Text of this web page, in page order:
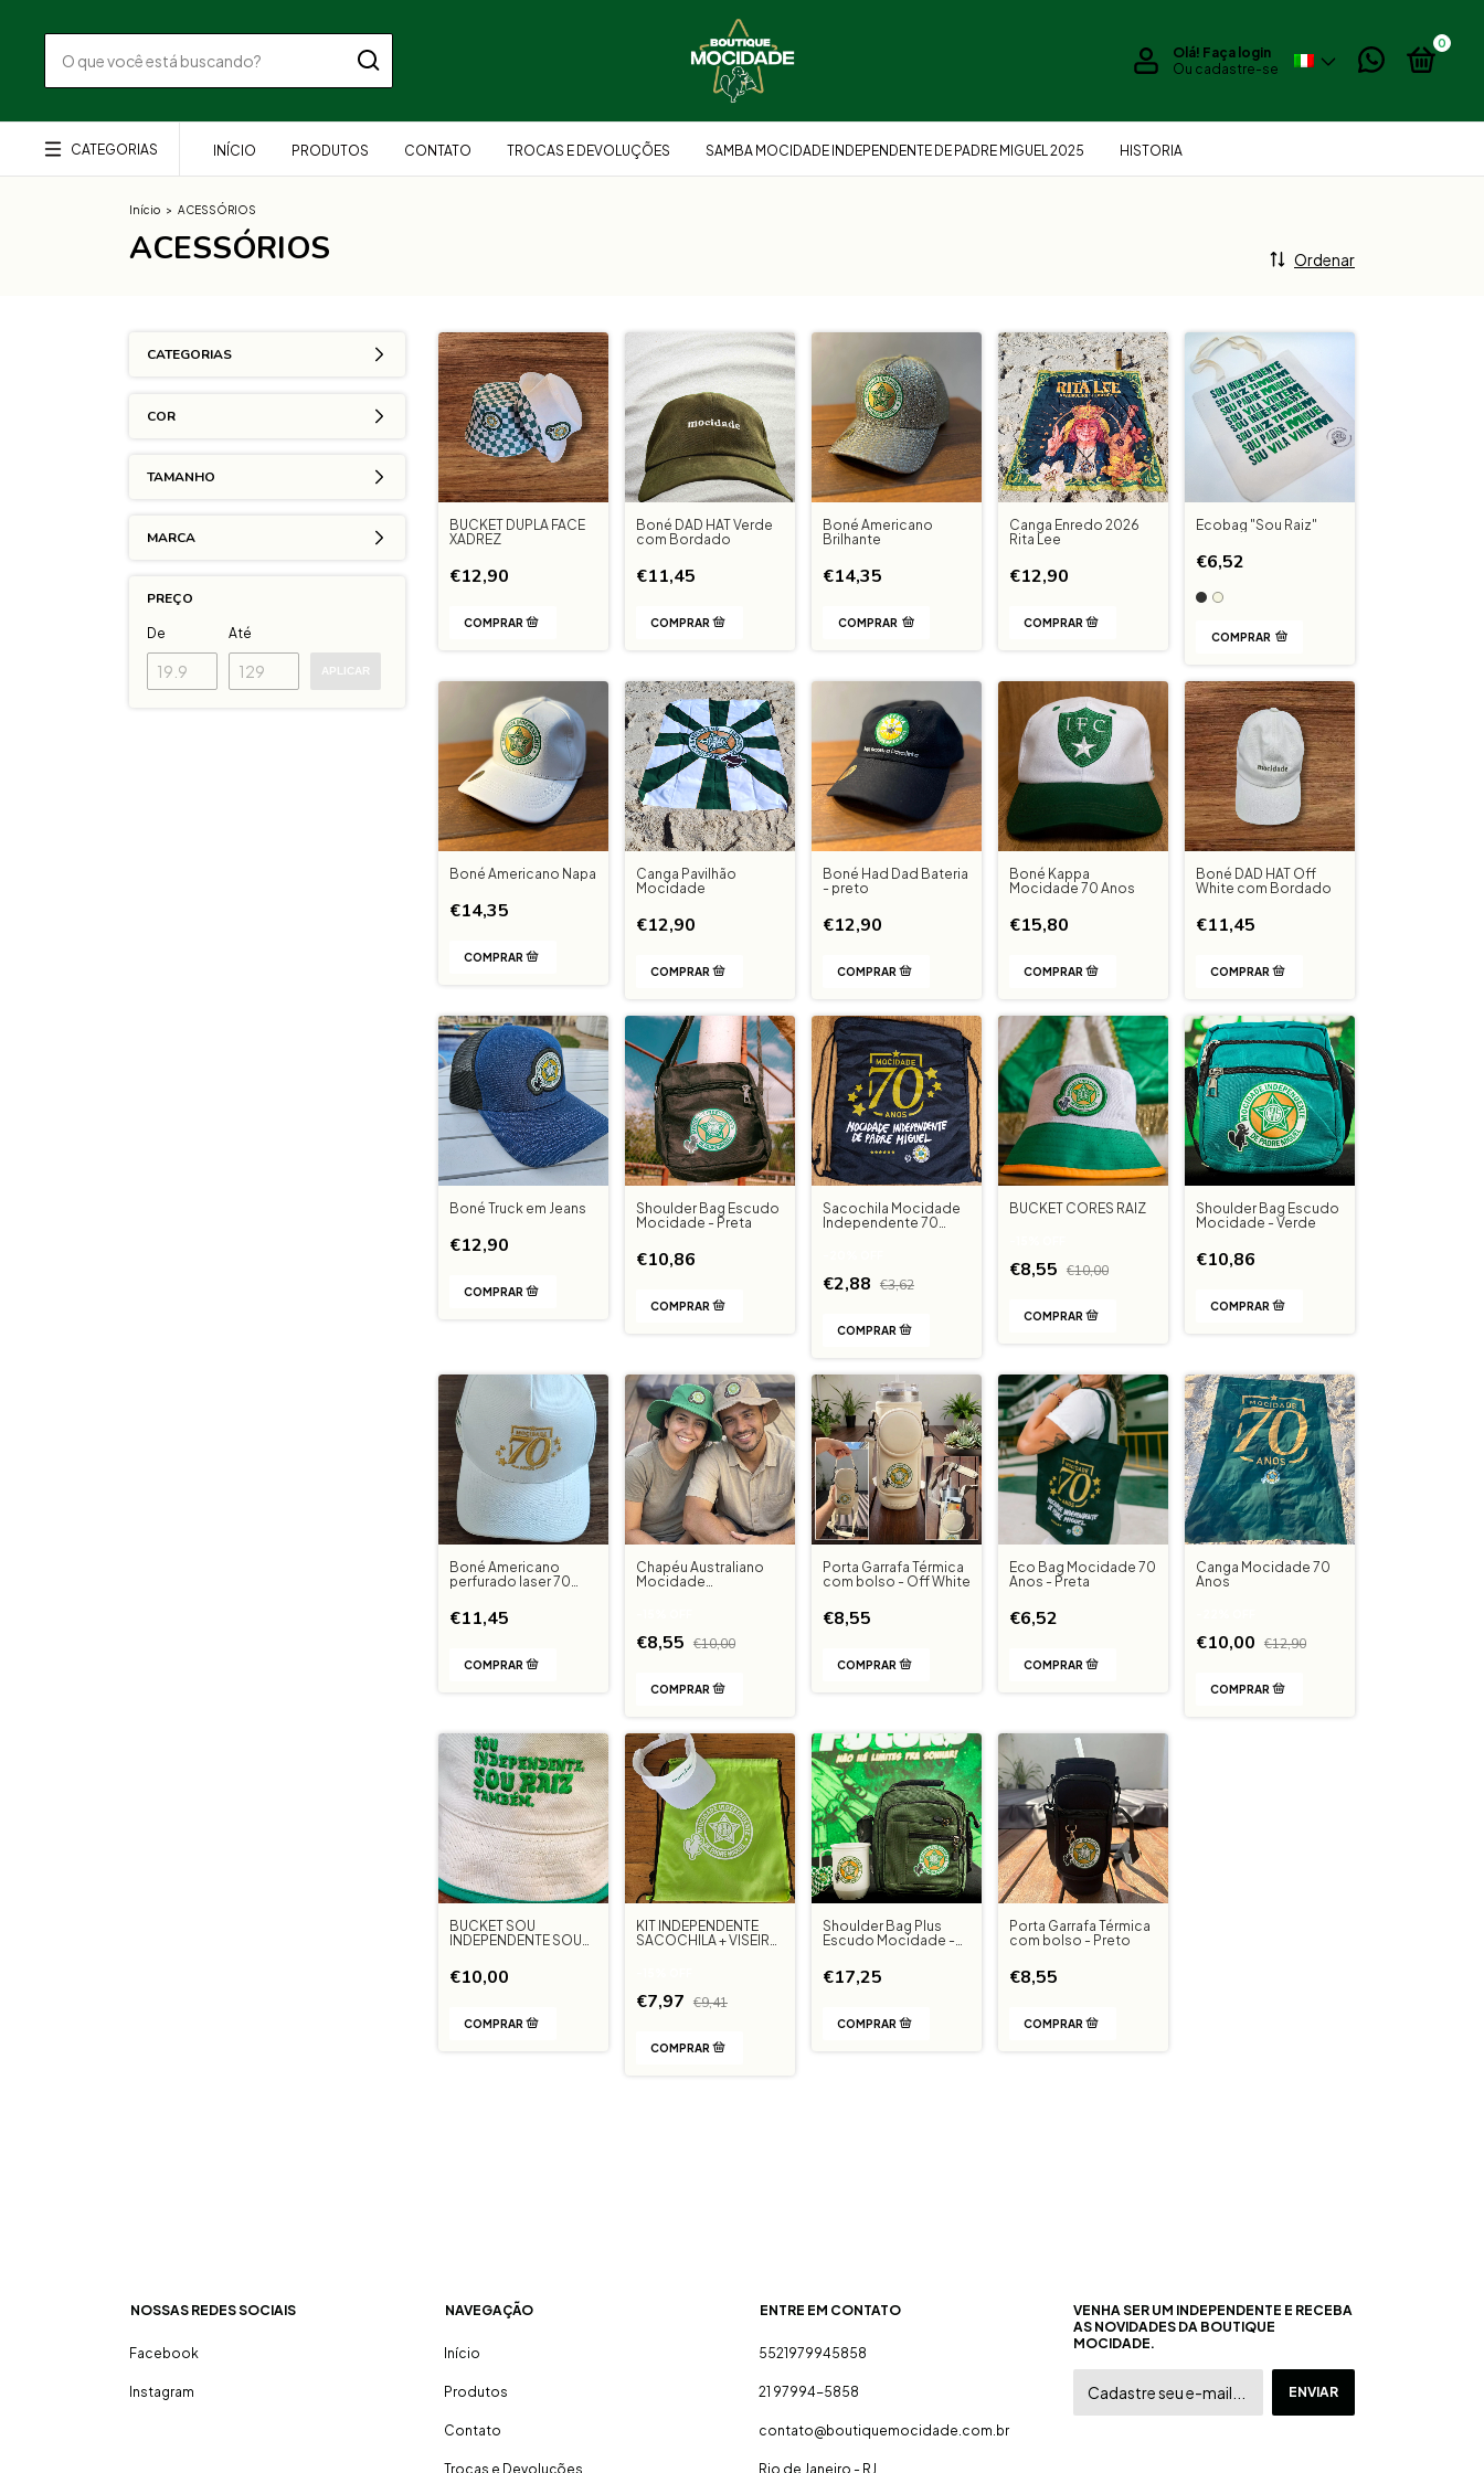
Olá! Faça login
Ou cadastre-se
0
CATEGORIAS INÍCIO PRODUTOS CONTATO TROCAS E DEVOLUÇÕES SAMBA MOCIDADE INDEPENDENTE DE PADRE MIGUEL 2025 HISTORIA
Início > ACESSÓRIOS
ACESSÓRIOS Ordenar
CATEGORIAS
COR
TAMANHO
MARCA
PREÇO
De Até
APLICAR
BUCKET DUPLA FACE
XADREZ
€12,90
Boné DAD HAT Verde
com Bordado
€11,45
Boné Americano
Brilhante
€14,35
COMPRAR
Canga Enredo 2026
Rita Lee
€12,90
Ecobag "Sou Raiz"
€6,52
COMPRAR
Boné Americano Napa
€14,35
Canga Pavilhão
Mocidade
€12,90
Boné Had Dad Bateria
- preto
€12,90
Boné Kappa
Mocidade 70 Anos
€15,80
Boné DAD HAT Off
White com Bordado
€11,45
Boné Truck em Jeans
€12,90
Shoulder Bag Escudo
Mocidade - Preta
€10,86
Sacochila Mocidade
Independente 70
€2,88 €3,62
BUCKET CORES RAIZ
€8,55 €10,00
Shoulder Bag Escudo
Mocidade - Verde
€10,86
Boné Americano
perfurado laser 70
€11,45
Chapéu Australiano
Mocidade
€8,55 €10,00
Porta Garrafa Térmica
com bolso - Off White
€8,55
Eco Bag Mocidade 70
Anos - Preta
€6,52
Canga Mocidade 70
Anos
€10,00 €12,90
BUCKET SOU
INDEPENDENTE SOU
€10,00
KIT INDEPENDENTE
SACOCHILA + VISEIRA
€7,97 €9,41
Shoulder Bag Plus
Escudo Mocidade -
€17,25
Porta Garrafa Térmica
com bolso - Preto
€8,55
NOSSAS REDES SOCIAIS
Facebook
Instagram
NAVEGAÇÃO
Início
Produtos
Contato
Trocas e Devoluções
ENTRE EM CONTATO
5521979945858
21 97994-5858
contato@boutiquemocidade.com.br
Rio de Janeiro - RJ
VENHA SER UM INDEPENDENTE E RECEBA
AS NOVIDADES DA BOUTIQUE
MOCIDADE.